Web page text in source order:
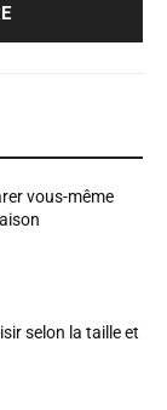
vous-même
selon la taille et